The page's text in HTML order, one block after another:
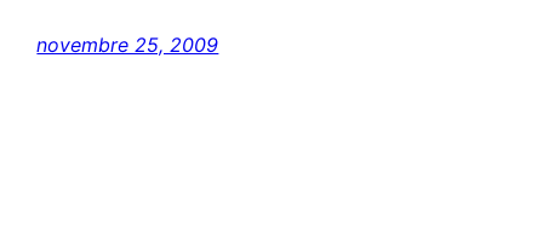
novembre 25, 2009